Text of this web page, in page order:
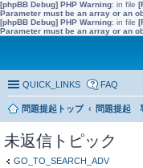
[phpBB Debug] PHP Warning: in file
Parameter must be an array or an
[phpBB Debug] PHP Warning: in file
Parameter must be an array or an
QUICK_LINKS FAQ
問題提起トップ
問題提起
未返信トピック
GO_TO_SEARCH_ADV